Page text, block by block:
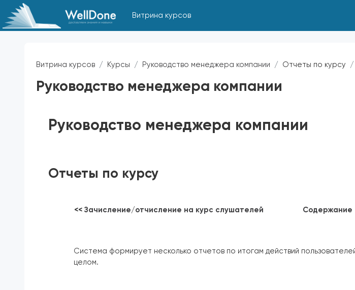
Перейти к основному содержанию
Витрина курсов
Витрина курсов Курсы Руководство менеджера компании Отчеты по курсу
Руководство менеджера компании
Руководство менеджера компании
Отчеты по курсу
<< Зачисление/отчисление на курс слушателей Содержание
Система формирует несколько отчетов по итогам действий
целом.